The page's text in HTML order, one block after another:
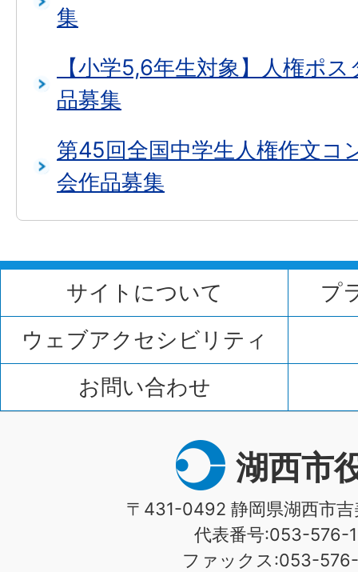
集
【小学5,6年生対象】人権ポ
品募集
第45回全国中学生人権作文コ
会作品募集
サイトについて
プ
ウェブアクセシビリティ
お問い合わせ
湖西市
〒431-0492 静岡県湖西市
代表番号:053-576-
ファックス:053-576-